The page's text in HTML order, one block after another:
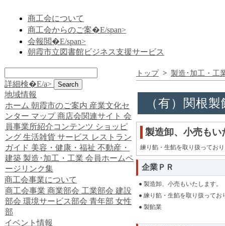
商工会について
商工会からのご案�E/span>
会報閲�E/span>
朝霞市立図書館ビジネス支援サービス
詳細検�E/a>
地域情報
ホーム 朝霞市のご案内 産業文化セ
ンター マップ 商店会関連サイト 会
員事業所紹介コンテンツ ショッピ
ング 生活雑貨 サービス レストラン
ガイド 美容・健康・福祉 不動産・
建築 製造･加工・工業 会員ホームペ
ージリンク集
商工会事業について
商工会事業 商業部会 工業部会 建設
部会 環境サービス部会 青年部 女性
部
イベント情報
トップ> 製造･加工・工
（有）関根
製造卸、小売もい
練り餡・生餡を取り扱ってお
企業ＰＲ
● 製造卸、小売もいたします。
● 練り餡・生餡を取り扱ってお
● 製餡業